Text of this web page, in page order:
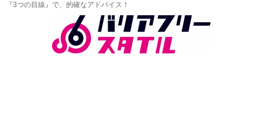
『3つの目線』で、的確なアドバイス！